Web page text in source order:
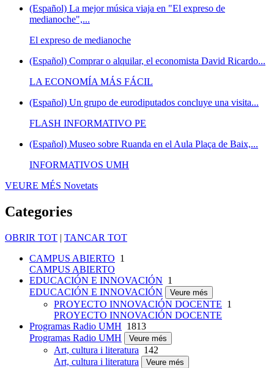
(Español) La mejor música viaja en "El expreso de
medianoche",...
El expreso de medianoche
(Español) Comprar o alquilar, el economista David Ricardo...
LA ECONOMÍA MÁS FÁCIL
(Español) Un grupo de eurodiputados concluye una visita...
FLASH INFORMATIVO PE
(Español) Museo sobre Ruanda en el Aula Plaça de Baix,...
INFORMATIVOS UMH
VEURE MÉS Novetats
Categories
OBRIR TOT | TANCAR TOT
CAMPUS ABIERTO 1
CAMPUS ABIERTO
EDUCACIÓN E INNOVACIÓN 1
EDUCACIÓN E INNOVACIÓN
Veure més
PROYECTO INNOVACIÓN DOCENTE 1
PROYECTO INNOVACIÓN DOCENTE
Programas Radio UMH 1813
Programas Radio UMH
Veure més
Art, cultura i literatura 142
Art, cultura i literatura
Veure més